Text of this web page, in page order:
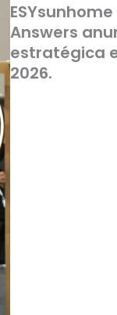
Answers
estratégica
2026.